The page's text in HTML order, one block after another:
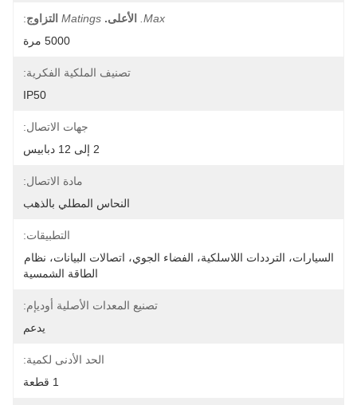
Max. الأعلى. Matings التزاوج:
5000 مرة
تصنيف الملكية الفكرية:
IP50
جهات الاتصال:
2 إلى 12 دبابيس
مادة الاتصال:
النحاس المطلي بالذهب
التطبيقات:
الطاقة الشمسية
تصنيع المعدات الأصلية أوديإم:
يدعم
الحد الأدنى لكمية:
1 قطعة